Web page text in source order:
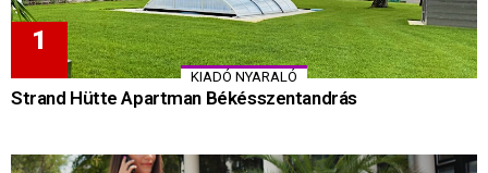
KIADÓ NYARALÓ
Strand Hütte Apartman Békésszentandrás